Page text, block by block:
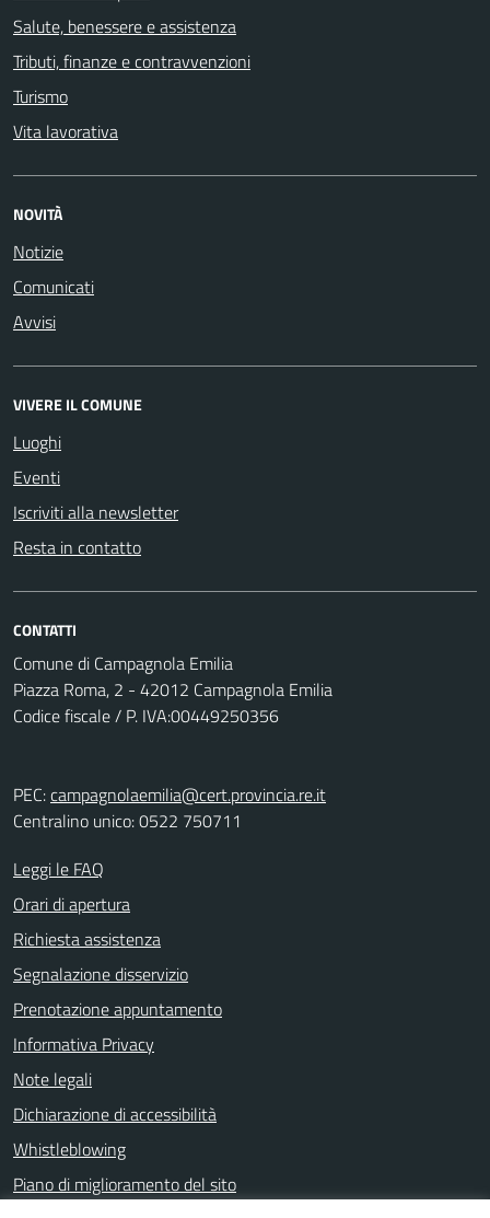
Salute, benessere e assistenza
Tributi, finanze e contravvenzioni
Turismo
Vita lavorativa
NOVITÀ
Notizie
Comunicati
Avvisi
VIVERE IL COMUNE
Luoghi
Eventi
Iscriviti alla newsletter
Resta in contatto
CONTATTI
Comune di Campagnola Emilia
Piazza Roma, 2 - 42012 Campagnola Emilia
Codice fiscale / P. IVA:00449250356
PEC:campagnolaemilia@cert.provincia.re.it
Centralino unico: 0522 750711
Leggi le FAQ
Orari di apertura
Richiesta assistenza
Segnalazione disservizio
Prenotazione appuntamento
Informativa Privacy
Note legali
Dichiarazione di accessibilità
Whistleblowing
Piano di miglioramento del sito